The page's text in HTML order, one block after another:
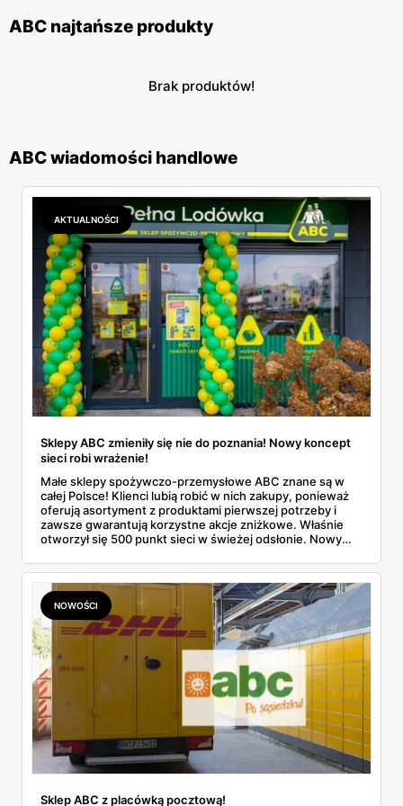
ABC najtańsze produkty
Brak produktów!
ABC wiadomości handlowe
AKTUALNOŚCI
Sklepy ABC zmieniły się nie do poznania! Nowy koncept
sieci robi wrażenie!
Małe sklepy spożywczo-przemysłowe ABC znane są w
całej Polsce! Klienci lubią robić w nich zakupy, ponieważ
oferują asortyment z produktami pierwszej potrzeby i
zawsze gwarantują korzystne akcje zniżkowe. Właśnie
otworzył się 500 punkt sieci w świeżej odsłonie. Nowy
więcej!
NOWOŚCI
Sklep ABC z placówką pocztową!